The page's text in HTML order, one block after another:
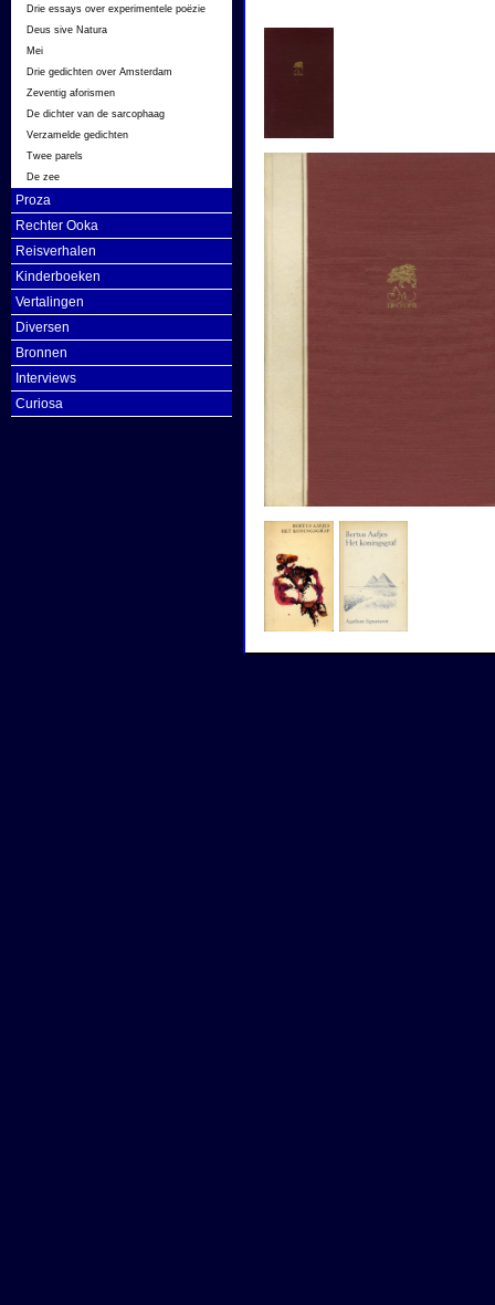
Drie essays over experimentele poëzie
Deus sive Natura
Mei
Drie gedichten over Amsterdam
Zeventig aforismen
De dichter van de sarcophaag
Verzamelde gedichten
Twee parels
De zee
Proza
Rechter Ooka
Reisverhalen
Kinderboeken
Vertalingen
Diversen
Bronnen
Interviews
Curiosa